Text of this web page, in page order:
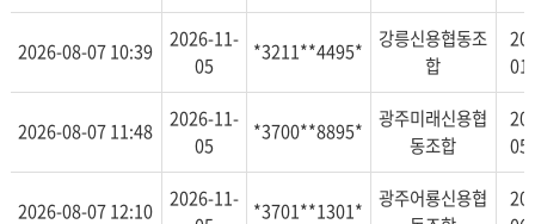
2026-08-07 10:39
2026-11-
05
*3211**4495*
강릉신용협동조
합
2026-08-07 11:48
2026-11-
05
*3700**8895*
광주미래신용협
동조합
2026-08-07 12:10
2026-11- *3701**1301*
광주어룡신용협